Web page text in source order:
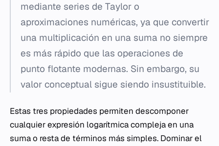
mediante series de Taylor o
aproximaciones numéricas, ya que convertir
una multiplicación en una suma no siempre
es más rápido que las operaciones de
punto flotante modernas. Sin embargo, su
valor conceptual sigue siendo insustituible.
Estas tres propiedades permiten descomponer
cualquier expresión logarítmica compleja en una
suma o resta de términos más simples. Dominar el